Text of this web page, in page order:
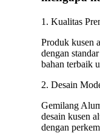
1. Kualitas
Produk kusen
dengan
bahan terbaik
2. Desain
Gemilang
desain kusen
dengan